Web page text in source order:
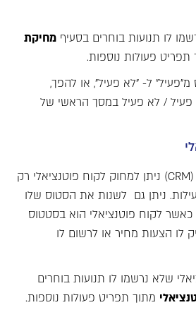
לו תנועות בוחרים בסעיף מחיקת
תפריט פעולות נוספות.
ל- "לא פעיל", או להפך,
פעיל / לא פעיל במסך הראשי של
במערכת קשרי לקוחות (CRM) ניתן למחוק לקוח פוטנציאלי רק
ניתן גם לשנות את הסטוס שלו
לקוח פוטנציאלי הוא בסטטוס
לו הצעות מחיר או לרשום לו
שלא נרשמו לו תנועות בוחרים
מתוך תפריט פעולות נוספות.